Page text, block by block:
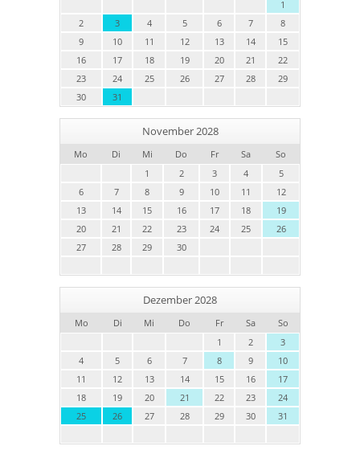
1
2
3 4 5 6 7
8
9
10 11 12 13 14
15
16
17 18 19 20 21
22
23
24 25 26 27 28
29
30
31
November 2028
Mo Di Mi Do Fr Sa
So
1
2 3 4
5
6
7 8 9 10 11
12
13
14 15 16 17 18
19
20
21 22 23 24 25
26
27
28 29 30
Dezember 2028
Mo Di Mi Do Fr Sa
So
1
2
3
4
5 6 7 8 9
10
11
12 13 14 15 16
17
18
19 20 21 22 23
24
25
26 27 28 29 30 31